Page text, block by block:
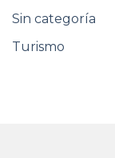
Sin categoría
Turismo